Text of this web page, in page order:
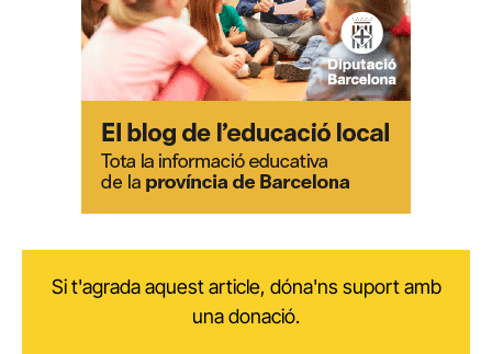
Si t'agrada aquest article, dóna'ns suport amb
una donació.